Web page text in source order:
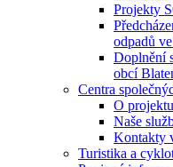
Projekty
odpadů
Doplnění
obcí
Centra
O
Naše
Kontakty
Turistika a